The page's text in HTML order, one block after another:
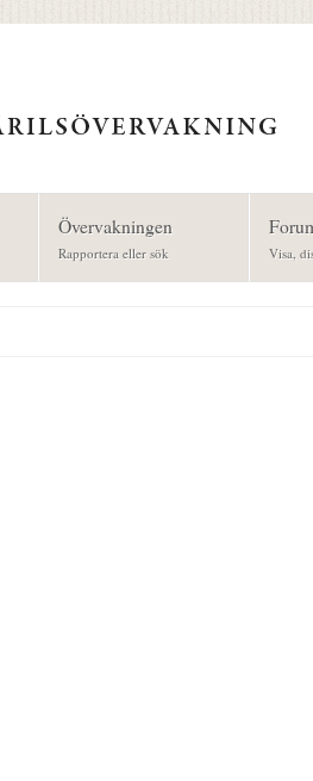
Övervakningen
Rapportera eller sök Visa,